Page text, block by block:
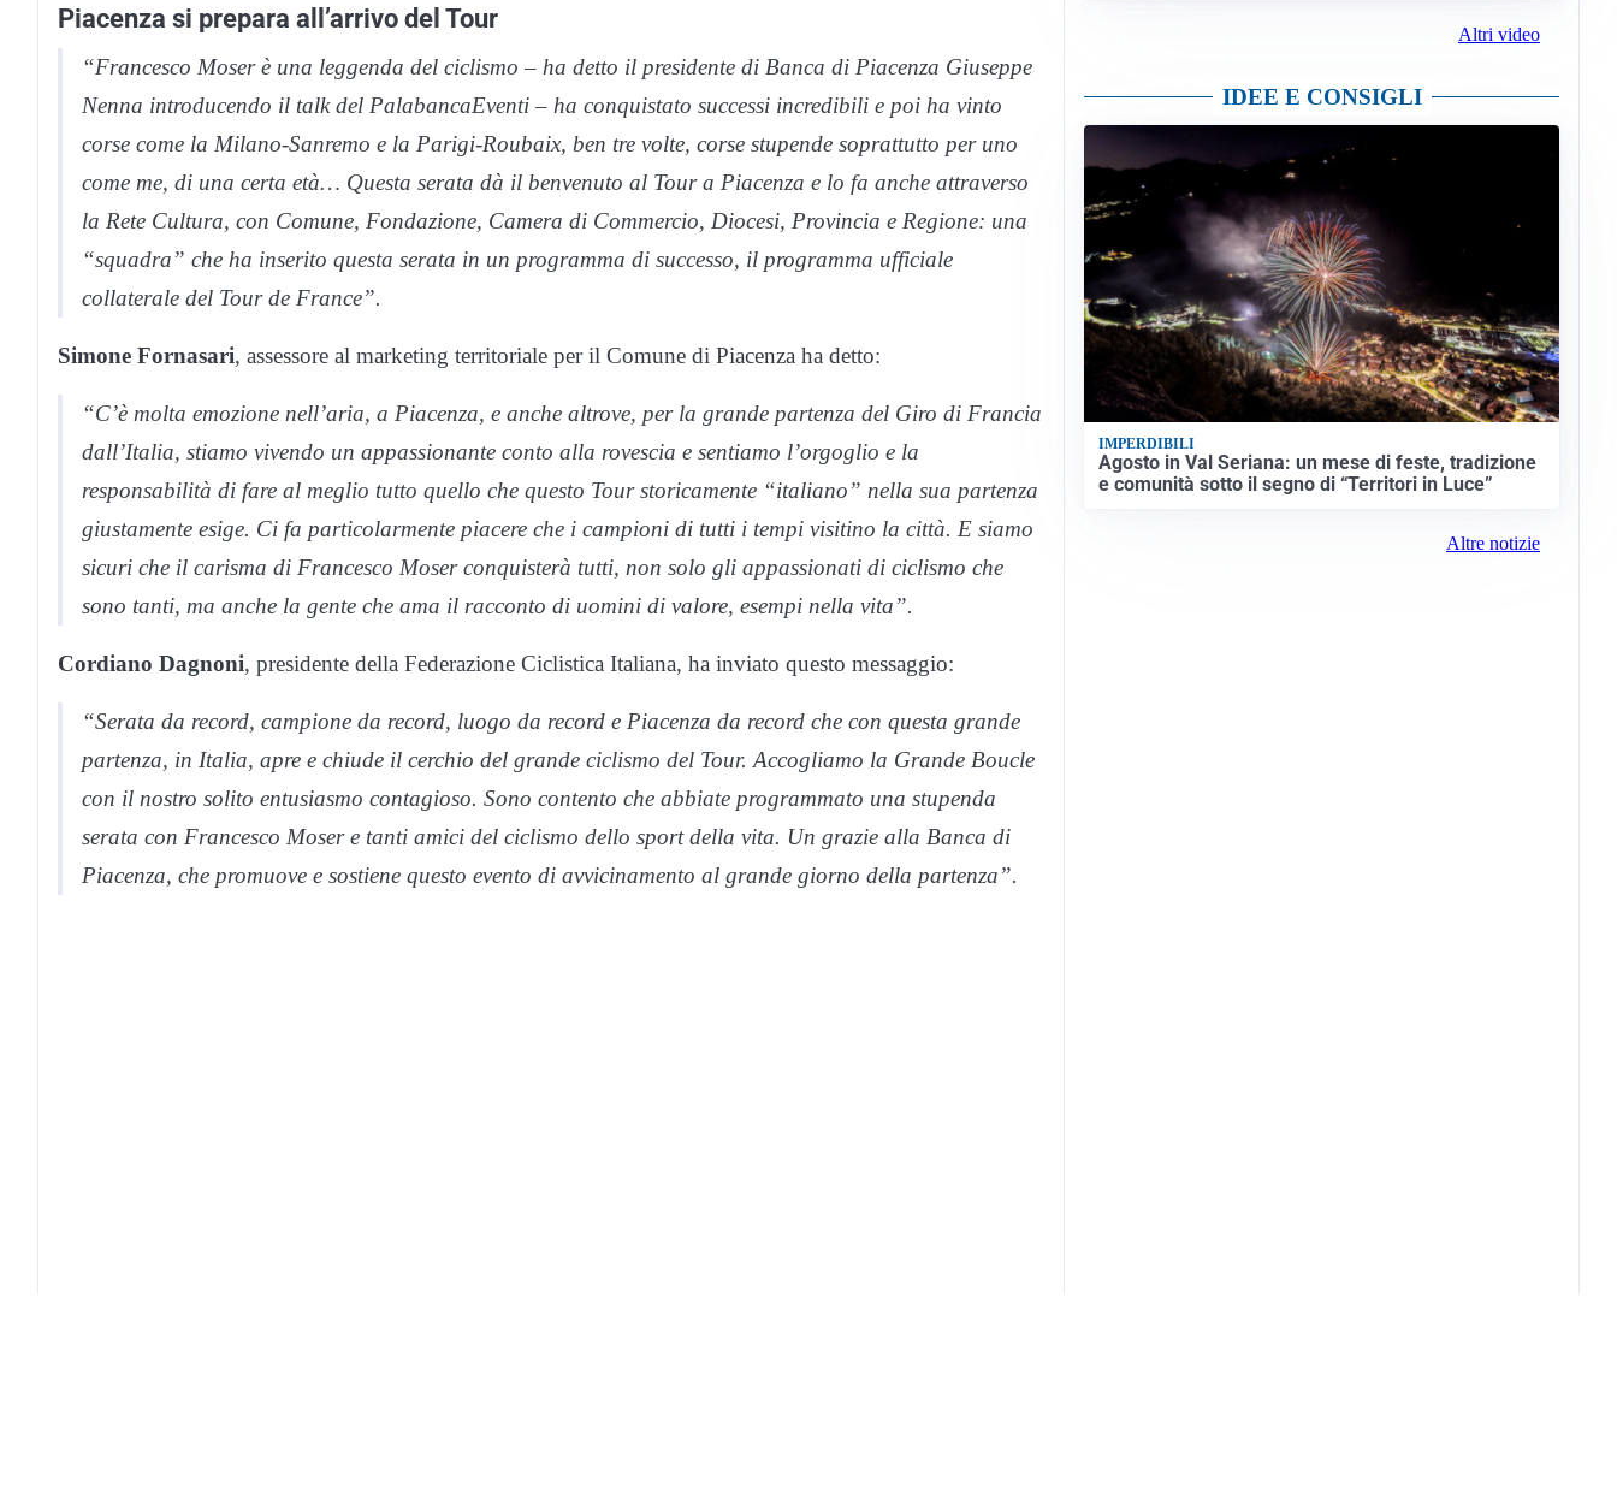
Piacenza si prepara all’arrivo del Tour
“Francesco Moser è una leggenda del ciclismo– ha detto il presidente di Banca di Piacenza Giuseppe
Nenna introducendo il talk del PalabancaEventi – ha conquistato successi incredibili e poi ha vinto
corse come la Milano-Sanremo e la Parigi-Roubaix, ben tre volte, corse stupende soprattutto per uno
come me, di una certa età… Questa serata dà il benvenuto al Tour a Piacenza e lo fa anche attraverso
la Rete Cultura, con Comune, Fondazione, Camera di Commercio, Diocesi, Provincia e Regione: una
“squadra” che ha inserito questa serata in un programma di successo, il programma ufficiale
collaterale del Tour de France”.
Simone Fornasari, assessore al marketing territoriale per il Comune di Piacenza ha detto:
“C’è molta emozione nell’aria, a Piacenza, e anche altrove, per la grande partenza del Giro di Francia
dall’Italia, stiamo vivendo un appassionante conto alla rovescia e sentiamo l’orgoglio e la
responsabilità di fare al meglio tutto quello che questo Tour storicamente “italiano” nella sua partenza
giustamente esige. Ci fa particolarmente piacere che i campioni di tutti i tempi visitino la città. E siamo
sicuri che il carisma di Francesco Moser conquisterà tutti, non solo gli appassionati di ciclismo che
sono tanti, ma anche la gente che ama il racconto di uomini di valore, esempi nella vita”.
Cordiano Dagnoni, presidente della Federazione Ciclistica Italiana, ha inviato questo messaggio:
“Serata da record, campione da record, luogo da record e Piacenza da record che con questa grande
partenza, in Italia, apre e chiude il cerchio del grande ciclismo del Tour. Accogliamo la Grande Boucle
con il nostro solito entusiasmo contagioso. Sono contento che abbiate programmato una stupenda
serata con Francesco Moser e tanti amici del ciclismo dello sport della vita. Un grazie alla Banca di
Piacenza, che promuove e sostiene questo evento di avvicinamento al grande giorno della partenza”.
Altri video
IDEE E CONSIGLI
IMPERDIBILI
Agosto in Val Seriana: un mese di feste, tradizione
e comunità sotto il segno di “Territori in Luce”
Altre notizie